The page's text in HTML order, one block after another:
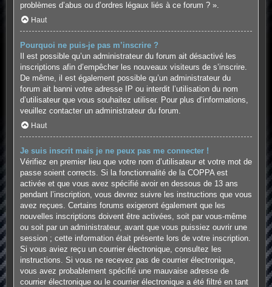
problèmes d’abus ou d’ordres légaux liés à ce forum ? ».
Haut
Pourquoi ne puis-je pas m’inscrire ?
Il est possible qu’un administrateur du forum ait désactivé les
inscriptions afin d’empêcher les nouveaux visiteurs de s’inscrire.
De même, il est également possible qu’un administrateur du
forum ait banni votre adresse IP ou interdit l’utilisation du nom
d’utilisateur que vous souhaitez utiliser. Pour plus d’informations,
veuillez contacter un administrateur du forum.
Haut
Je suis inscrit mais je ne peux pas me connecter !
Vérifiez en premier lieu que votre nom d’utilisateur et votre mot de
passe soient corrects. Si la fonctionnalité de la COPPA est
activée et que vous avez spécifié avoir en dessous de 13 ans
pendant l’inscription, vous devrez suivre les instructions que vous
avez reçues. Certains forums exigeront également que les
nouvelles inscriptions doivent être activées, soit par vous-même
ou soit par un administrateur, avant que vous puissiez ouvrir une
session ; cette information était présente lors de votre inscription.
Si vous aviez reçu un courrier électronique, consultez les
instructions. Si vous ne recevez pas de courrier électronique,
vous avez probablement spécifié une mauvaise adresse de
courrier électronique ou le courrier électronique a été filtré en tant